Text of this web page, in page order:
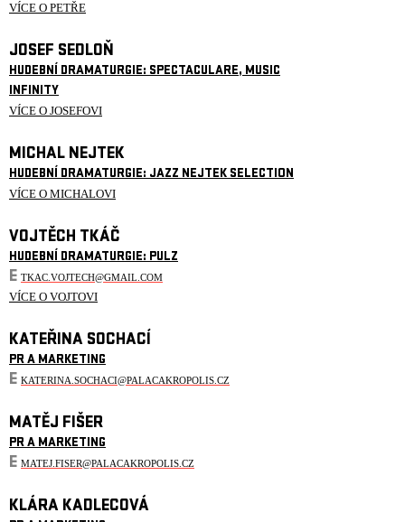
VÍCE O PETŘE
JOSEF SEDLOŇ
HUDEBNÍ DRAMATURGIE: SPECTACULARE, MUSIC
INFINITY
VÍCE O JOSEFOVI
MICHAL NEJTEK
HUDEBNÍ DRAMATURGIE: JAZZ NEJTEK SELECTION
VÍCE O MICHALOVI
VOJTĚCH TKÁČ
HUDEBNÍ DRAMATURGIE: PULZ
E TKAC.VOJTECH@GMAIL.COM
VÍCE O VOJTOVI
KATEŘINA SOCHACÍ
PR A MARKETING
E KATERINA.SOCHACI@PALACAKROPOLIS.CZ
MATĚJ FIŠER
PR A MARKETING
E MATEJ.FISER@PALACAKROPOLIS.CZ
KLÁRA KADLECOVÁ